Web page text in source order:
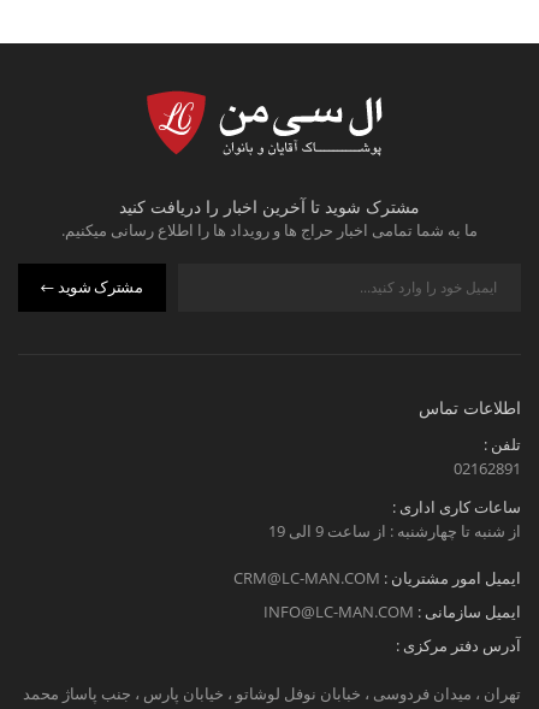
مشترک شوید تا آخرین اخبار را دریافت کنید
ما به شما تمامی اخبار حراج ها و رویداد ها را اطلاع رسانی میکنیم.
مشترک شوید
اطلاعات تماس
تلفن :
02162891
ساعات کاری اداری :
از شنبه تا چهارشنبه : از ساعت 9 الی 19
ایمیل امور مشتریان : CRM@LC-MAN.COM
ایمیل سازمانی : INFO@LC-MAN.COM
آدرس دفتر مرکزی :
تهران ، میدان فردوسی ، خبابان نوفل لوشاتو ، خیابان پارس ، جنب پاساژ محمد